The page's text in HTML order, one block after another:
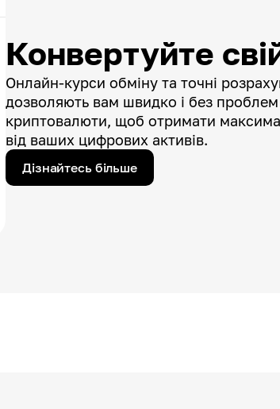
Конвертуйте
Онлайн-курси обміну та точні
дозволяють вам швидко і без
криптовалюти, щоб отримати
від ваших цифрових активів.
Дізнайтесь більше